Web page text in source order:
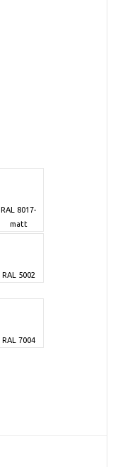
RAL 8017-
matt
RAL 5002
RAL 7004